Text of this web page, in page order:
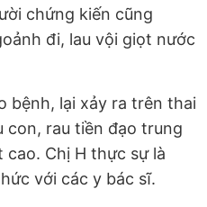
chứng kiến cũng
đi, lau vội giọt nước
bệnh, lại xảy ra trên thai
con, rau tiền đạo trung
Chị H thực sự là
với các y bác sĩ.